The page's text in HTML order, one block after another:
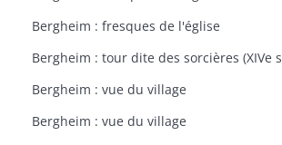
Bergheim : fresques de l'église
Bergheim : tour dite des sorcières (XIVe
Bergheim : vue du village
Bergheim : vue du village